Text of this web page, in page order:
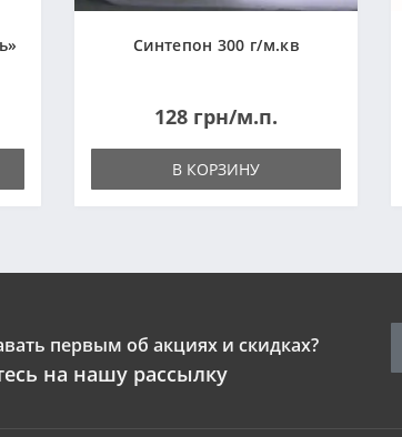
Синтепон 300 г/м.кв
128 грн/м.п.
В КОРЗИНУ
первым об акциях и скидках?
на нашу рассылку